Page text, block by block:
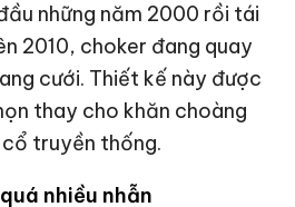
những năm 2000 rồi tái
2010, choker đang quay
cưới. Thiết kế này được
thay cho khăn choàng
truyền thống.
nhiều nhẫn